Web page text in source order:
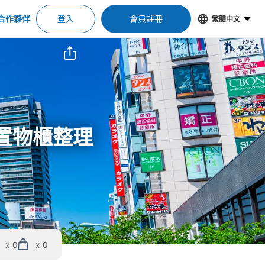
作夥伴 登入 會員註冊 繁體中文
物櫃整理
x 0 x 0